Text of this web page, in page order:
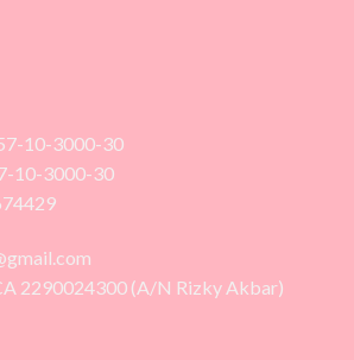
10-3000-30
10-3000-30
2290024300 (A/N Rizky Akbar)